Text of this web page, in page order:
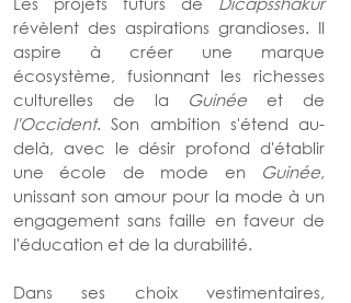
révèlent des aspirations grandioses. Il
aspire à créer une marque
écosystème, fusionnant les richesses
culturelles de la Guinée
l'Occident. Son ambition s'étend au-
delà, avec le désir profond d'établir
une école de mode en Guinée,
unissant son amour pour la mode à un
engagement sans faille en faveur de
l'éducation et de la durabilité.